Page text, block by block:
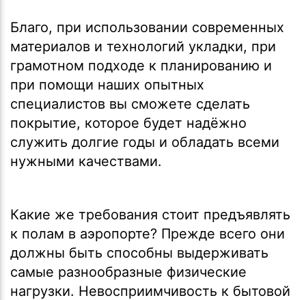
Благо, при использовании современных
материалов и технологий укладки, при
грамотном подходе к планированию и
при помощи наших опытных
специалистов вы сможете сделать
покрытие, которое будет надёжно
служить долгие годы и обладать всеми
нужными качествами.
Какие же требования стоит предъявлять
к полам в аэропорте? Прежде всего они
должны быть способны выдерживать
самые разнообразные физические
нагрузки. Невосприимчивость к бытовой